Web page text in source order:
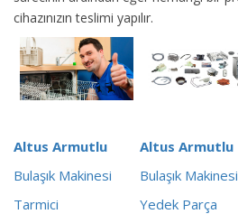
cihazınızın teslimi yapılır.
Altus Armutlu
Bulaşık Makinesi
Tarmici
Altus Armutlu
Bulaşık Makinesi
Yedek Parça